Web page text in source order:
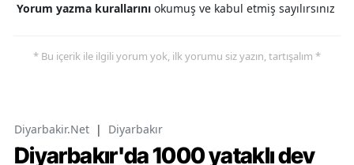
Yorum yazma kurallarını okumuş ve kabul etmiş sayılırsınız
* Bu içerik ile ilgili yorum yok, ilk yorumu siz yazın, tartışalım *
Diyarbakir.Net | Diyarbakır
Diyarbakır'da 1000 yataklı dev